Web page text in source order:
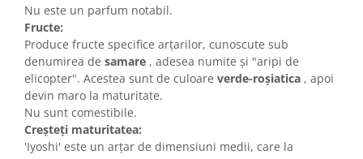
Nu este un parfum notabil.
Fructe:
Produce fructe specifice arțarilor, cunoscute sub
denumirea de samare , adesea numite și "aripi de
elicopter". Acestea sunt de culoare verde-roșiatica , apoi
devin maro la maturitate.
Nu sunt comestibile.
Creșteți maturitatea:
'Iyoshi' este un arțar de dimensiuni medii, care la